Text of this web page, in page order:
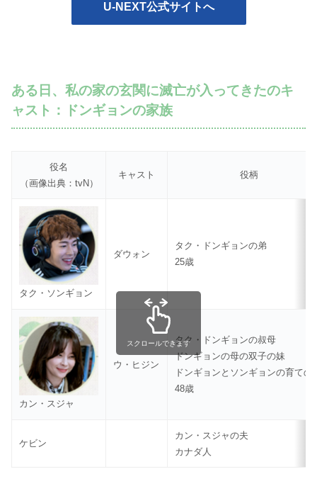
U-NEXT公式サイトへ
ある日、私の家の玄関に滅亡が入ってきたのキ
ャスト：ドンギョンの家族
役名
（画像出典：tvN）
キャスト 役柄
タク・ソンギョン
ダウォン
タク・ドンギョンの弟
25歳
カン・スジャ
ウ・ヒジン
タク・ドンギョンの叔母
ドンギョンの母の双子の妹
ドンギョンとソンギョンの育ての
48歳
ケビン
カン・スジャの夫
カナダ人
スクロールできます